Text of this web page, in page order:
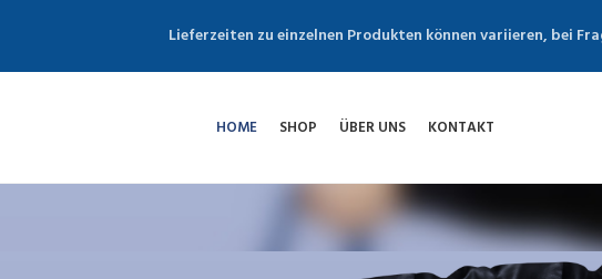
HOME SHOP ÜBER UNS KONTAKT
Lieferzeiten zu einzelnen Produkten können variieren, bei